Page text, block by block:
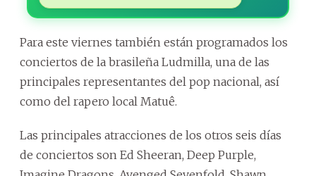
Para este viernes también están programados los
conciertos de la brasileña Ludmilla, una de las
principales representantes del pop nacional, así
como del rapero local Matuê.
Las principales atracciones de los otros seis días
de conciertos son Ed Sheeran, Deep Purple,